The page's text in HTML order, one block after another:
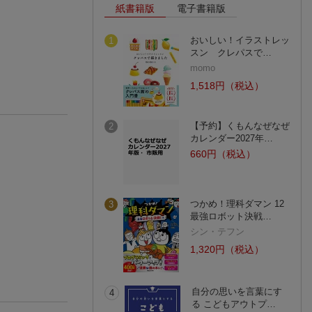
紙書籍版 電子書籍版
1
おいしい！イラストレッ
スン クレパスで…
momo
1,518円（税込）
2
【予約】くもんなぜなぜ
カレンダー2027年…
660円（税込）
3
つかめ！理科ダマン 12
最強ロボット決戦…
シン・テフン
1,320円（税込）
4
自分の思いを言葉にす
る こどもアウトプ…